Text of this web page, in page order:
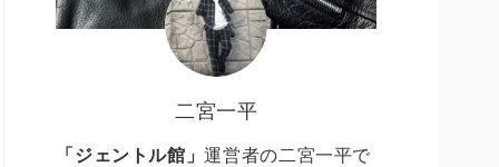
二宮一平
「ジェントル館」運営者の二宮一平で